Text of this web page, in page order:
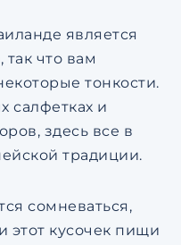
является
что вам
тонкости.
салфетках и
здесь все в
традиции.
сомневаться,
этот кусочек пищи